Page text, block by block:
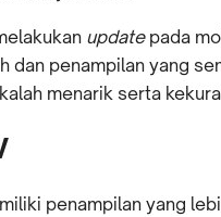
updatepada
dan penampilan yang
menarik serta
penampilan yang